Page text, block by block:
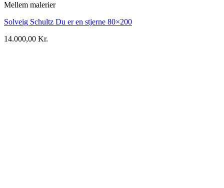
Mellem malerier
Solveig Schultz Du er en stjerne 80×200
14.000,00 Kr.